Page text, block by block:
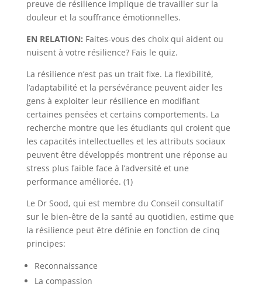
preuve de résilience implique de travailler sur la
douleur et la souffrance émotionnelles.
EN RELATION: Faites-vous des choix qui aident ou
nuisent à votre résilience? Fais le quiz.
La résilience n’est pas un trait fixe. La flexibilité,
l’adaptabilité et la persévérance peuvent aider les
gens à exploiter leur résilience en modifiant
certaines pensées et certains comportements. La
recherche montre que les étudiants qui croient que
les capacités intellectuelles et les attributs sociaux
peuvent être développés montrent une réponse au
stress plus faible face à l’adversité et une
performance améliorée. (1)
Le Dr Sood, qui est membre du Conseil consultatif
sur le bien-être de la santé au quotidien, estime que
la résilience peut être définie en fonction de cinq
principes:
Reconnaissance
La compassion